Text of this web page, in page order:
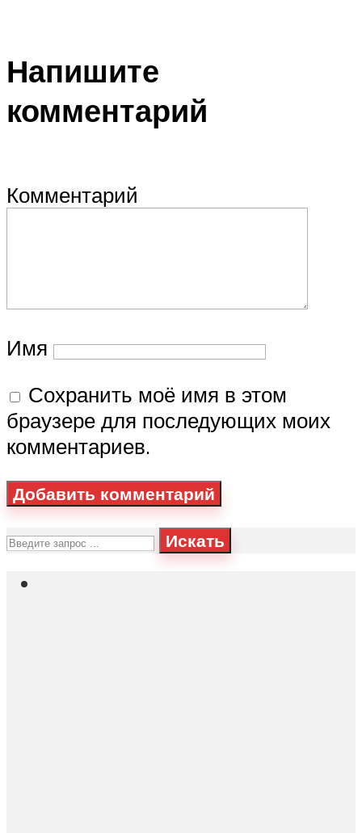
Напишите
комментарий
Комментарий
Имя
Сохранить моё имя в этом
браузере для последующих моих
комментариев.
Искать